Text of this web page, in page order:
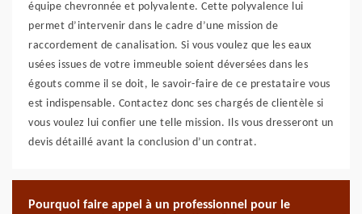
équipe chevronnée et polyvalente. Cette polyvalence lui
permet d’intervenir dans le cadre d’une mission de
raccordement de canalisation. Si vous voulez que les eaux
usées issues de votre immeuble soient déversées dans les
égouts comme il se doit, le savoir-faire de ce prestataire vous
est indispensable. Contactez donc ses chargés de clientèle si
vous voulez lui confier une telle mission. Ils vous dresseront un
devis détaillé avant la conclusion d’un contrat.
Pourquoi faire appel à un professionnel pour le